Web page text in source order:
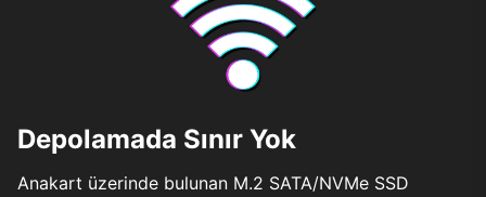
Depolamada Sınır Yok
Anakart üzerinde bulunan M.2 SATA/NVMe SSD